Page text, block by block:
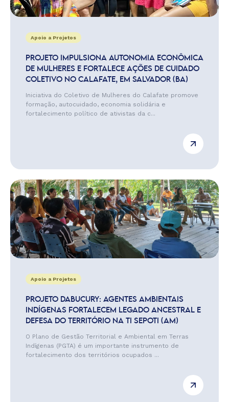
Apoio a Projetos
PROJETO IMPULSIONA AUTONOMIA ECONÔMICA
DE MULHERES E FORTALECE AÇÕES DE CUIDADO
COLETIVO NO CALAFATE, EM SALVADOR (BA)
Iniciativa do Coletivo de Mulheres do Calafate promove
formação, autocuidado, economia solidária e
fortalecimento político de ativistas da c...
Apoio a Projetos
PROJETO DABUCURY: AGENTES AMBIENTAIS
INDÍGENAS FORTALECEM LEGADO ANCESTRAL E
DEFESA DO TERRITÓRIO NA TI SEPOTI (AM)
O Plano de Gestão Territorial e Ambiental em Terras
Indígenas (PGTA) é um importante instrumento de
fortalecimento dos territórios ocupados ...